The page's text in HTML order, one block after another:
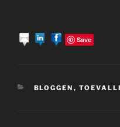
Save
CATEGORIEËN
BLOGGEN ,